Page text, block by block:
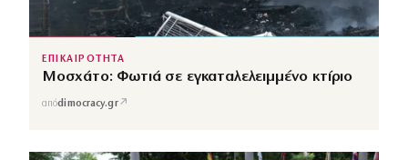
ΕΠΙΚΑΙΡΟΤΗΤΑ
Μοσχάτο: Φωτιά σε εγκαταλελειμμένο κτίριο
απόdimocracy.gr↗